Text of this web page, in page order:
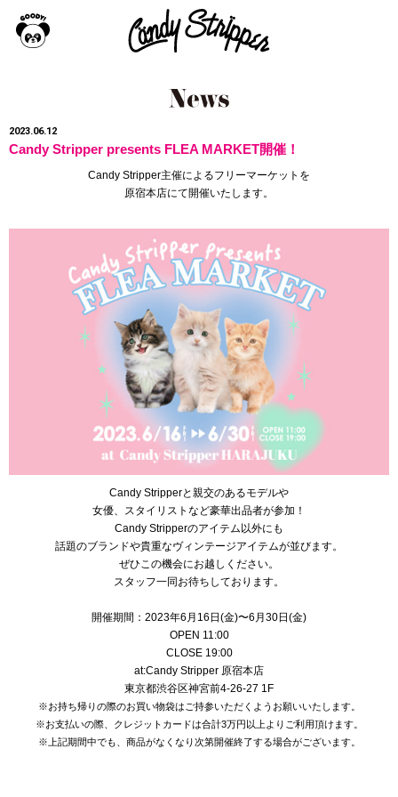
2023.06.12
Candy Stripper presents FLEA MARKET開催！
Candy Stripper主催によるフリーマーケットを
原宿本店にて開催いたします。
Candy Stripperと親交のあるモデルや
女優、スタイリストなど豪華出品者が参加！
Candy Stripperのアイテム以外にも
話題のブランドや貴重なヴィンテージアイテムが並びます。
ぜひこの機会にお越しください。
スタッフ一同お待ちしております。
開催期間：2023年6月16日(金)〜6月30日(金)
OPEN 11:00
CLOSE 19:00
at:Candy Stripper 原宿本店
東京都渋谷区神宮前4-26-27 1F
※お持ち帰りの際のお買い物袋はご持参いただくようお願いいたします。
※お支払いの際、クレジットカードは合計3万円以上よりご利用頂けます。
※上記期間中でも、商品がなくなり次第開催終了する場合がございます。